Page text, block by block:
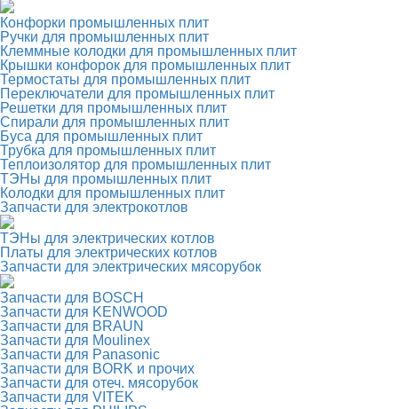
Конфорки промышленных плит
Ручки для промышленных плит
Клеммные колодки для промышленных плит
Крышки конфорок для промышленных плит
Термостаты для промышленных плит
Переключатели для промышленных плит
Решетки для промышленных плит
Спирали для промышленных плит
Буса для промышленных плит
Трубка для промышленных плит
Теплоизолятор для промышленных плит
ТЭНы для промышленных плит
Колодки для промышленных плит
Запчасти для электрокотлов
ТЭНы для электрических котлов
Платы для электрических котлов
Запчасти для электрических мясорубок
Запчасти для BOSCH
Запчасти для KENWOOD
Запчасти для BRAUN
Запчасти для Moulinex
Запчасти для Panasonic
Запчасти для BORK и прочих
Запчасти для отеч. мясорубок
Запчасти для VITEK